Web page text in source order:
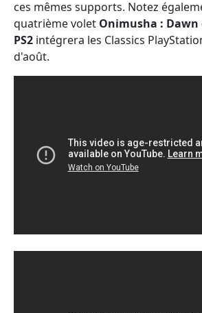
ces mêmes supports. Notez
quatrième volet Onimusha : Dawn
PS2 intégrera les Classics
d'août.